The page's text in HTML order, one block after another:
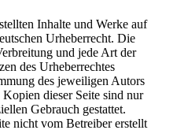
Inhalte und Werke auf
Urheberrecht. Die
und jede Art der
des Urheberrechtes
des jeweiligen Autors
dieser Seite sind nur
Gebrauch gestattet.
nicht vom Betreiber erstellt